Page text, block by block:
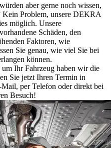
aber gerne noch wissen,
Kein Problem, unsere DEKRA
möglich. Unsere
Schäden, den
Faktoren, wie
Sie genau, wie viel Sie bei
können.
Ihr Fahrzeug haben wir die
Sie jetzt Ihren Termin in
per Telefon oder direkt bei
Besuch!